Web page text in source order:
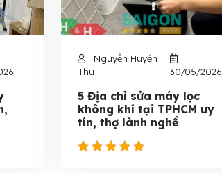
Nguyễn Huyền
Thu
30/05/2026
5 Địa chỉ sửa máy lọc
không khí tại TPHCM uy
tín, thợ lành nghề